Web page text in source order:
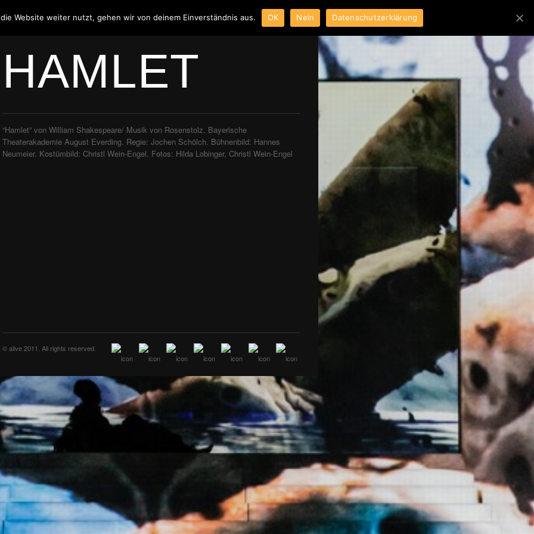
HAMLET
“Hamlet” von William Shakespeare/ Musik von Rosenstolz. Bayerische
Theaterakademie August Everding. Regie: Jochen Schölch. Bühnenbild: Hannes
Neumeier. Kostümbild: Christl Wein-Engel. Fotos: Hilda Lobinger, Christl Wein-Engel
© alive 2011. All rights reserved.
Website weiter nutzt, gehen wir von deinem Einverständnis aus. OK Nein Datenschutzerklärung